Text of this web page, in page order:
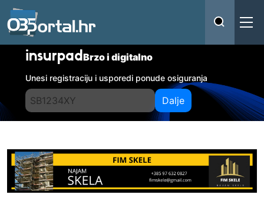
insurpadBrzo i digitalno
Unesi registraciju i usporedi ponude osiguranja
Dalje